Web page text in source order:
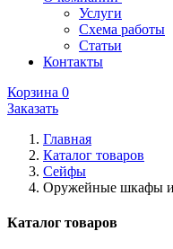
Услуги
Схема работы
Статьи
Контакты
Корзина 0
Заказать
Главная
Каталог товаров
Сейфы
Оружейные шкафы
Каталог товаров